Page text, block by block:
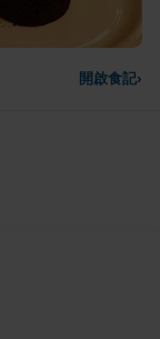
開啟食記›